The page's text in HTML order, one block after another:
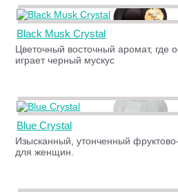
Black Musk Crystal
Цветочный восточный аромат, где
играет черный мускус
Blue Crystal
Изысканный, утонченный
для женщин.